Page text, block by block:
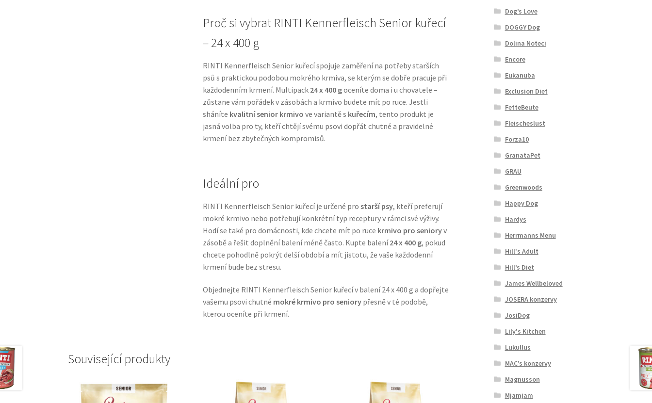
Proč si vybrat RINTI Kennerfleisch Senior kuřecí
– 24 x 400 g
RINTI Kennerfleisch Senior kuřecí spojuje zaměření na potřeby starších
psů s praktickou podobou mokrého krmiva, se kterým se dobře pracuje při
každodenním krmení. Multipack 24 x 400 goceníte doma i u chovatele –
zůstane vám pořádek v zásobách a krmivo budete mít po ruce. Jestli
sháníte kvalitní senior krmivo ve variantě s kuřecím, tento produkt je
jasná volba pro ty, kteří chtějí svému psovi dopřát chutné a pravidelné
krmení bez zbytečných kompromisů.
Ideální pro
RINTI Kennerfleisch Senior kuřecí je určené pro starší psy, kteří preferují
mokré krmivo nebo potřebují konkrétní typ receptury v rámci své výživy.
Hodí se také pro domácnosti, kde chcete mít po ruce krmivo pro senioryv
zásobě a řešit doplnění balení méně často. Kupte balení24 x 400 g, pokud
chcete pohodlně pokrýt delší období a mít jistotu, že vaše každodenní
krmení bude bez stresu.
Objednejte RINTI Kennerfleisch Senior kuřecí v balení 24 x 400 g a dopřejte
vašemu psovi chutné mokré krmivo pro seniorypřesně v té podobě,
kterou oceníte při krmení.
Související produkty
Dog’s Love
DOGGY Dog
Dolina Noteci
Encore
Eukanuba
Exclusion Diet
FetteBeute
Fleischeslust
Forza10
GranataPet
GRAU
Greenwoods
Happy Dog
Hardys
Herrmanns Menu
Hill's Adult
Hill’s Diet
James Wellbeloved
JOSERA konzervy
JosiDog
Lily's Kitchen
Lukullus
MAC’s konzervy
Magnusson
Mjamjam